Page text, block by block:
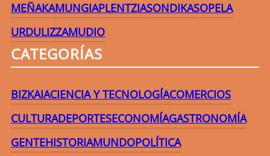
MEÑAKAMUNGIAPLENTZIASONDIKASOPELA
URDULIZZAMUDIO
CATEGORÍAS
BIZKAIACIENCIA Y TECNOLOGÍACOMERCIOS
CULTURADEPORTESECONOMÍAGASTRONOMÍA
GENTEHISTORIAMUNDOPOLÍTICA